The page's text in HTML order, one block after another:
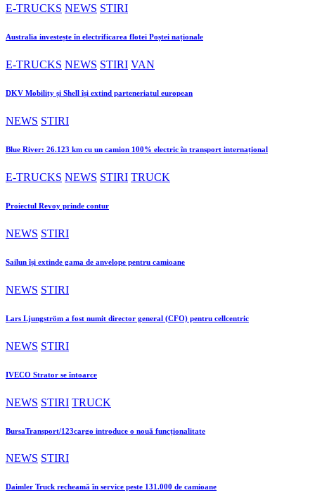
E-TRUCKS NEWS STIRI
Australia investește în electrificarea flotei Poștei naționale
E-TRUCKS NEWS STIRI VAN
DKV Mobility și Shell își extind parteneriatul european
NEWS STIRI
Blue River: 26.123 km cu un camion 100% electric în transport internațional
E-TRUCKS NEWS STIRI TRUCK
Proiectul Revoy prinde contur
NEWS STIRI
Sailun își extinde gama de anvelope pentru camioane
NEWS STIRI
Lars Ljungström a fost numit director general (CFO) pentru cellcentric
NEWS STIRI
IVECO Strator se întoarce
NEWS STIRI TRUCK
BursaTransport/123cargo introduce o nouă funcționalitate
NEWS STIRI
Daimler Truck recheamă în service peste 131.000 de camioane